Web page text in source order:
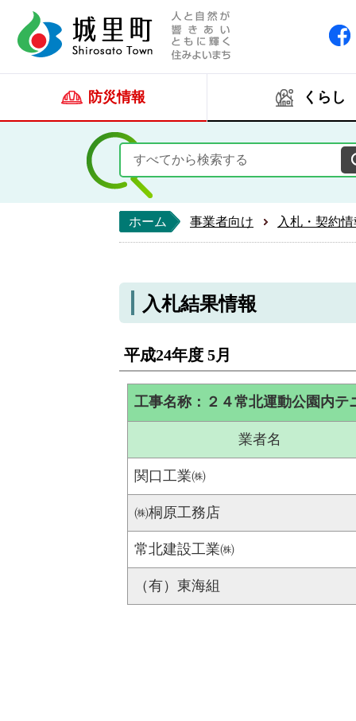
防災情報 くらし
ホーム 事業者向け 入札・契約
入札結果情報
平成24年度 5月
工事名称：２４常北運動公園内テ
業者名
関口工業㈱
㈱桐原工務店
常北建設工業㈱
（有）東海組